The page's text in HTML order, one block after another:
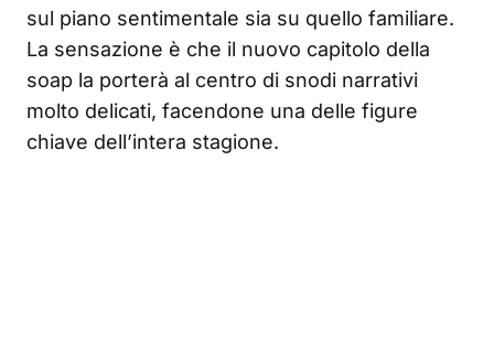
sul piano sentimentale sia su quello familiare.
La sensazione è che il nuovo capitolo della
soap la porterà al centro di snodi narrativi
molto delicati, facendone una delle figure
chiave dell’intera stagione.